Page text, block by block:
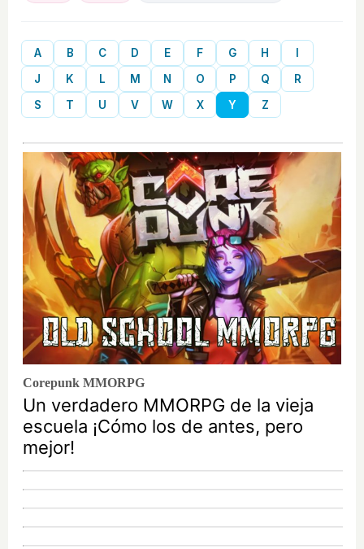
A B C D E F G H
J
K L M N O P Q
R
S
T U V W X Y Z
Corepunk MMORPG
Un verdadero MMORPG de la vieja
escuela ¡Cómo los de antes, pero
mejor!